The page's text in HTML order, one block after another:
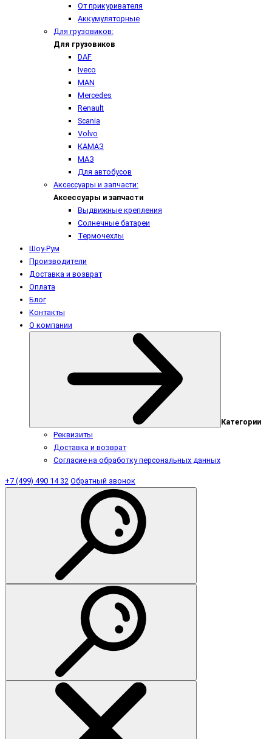
От прикуривателя
Аккумуляторные
Для грузовиков:
Для грузовиков
DAF
Iveco
MAN
Mercedes
Renault
Scania
Volvo
КАМАЗ
МАЗ
Для автобусов
Аксессуары и запчасти:
Аксессуары и запчасти
Выдвижные крепления
Солнечные батареи
Термочехлы
Шоу-Рум
Производители
Доставка и возврат
Оплата
Блог
Контакты
О компании
Категории
Реквизиты
Доставка и возврат
Согласие на обработку персональных данных
+7 (499) 490 14 32 Обратный звонок